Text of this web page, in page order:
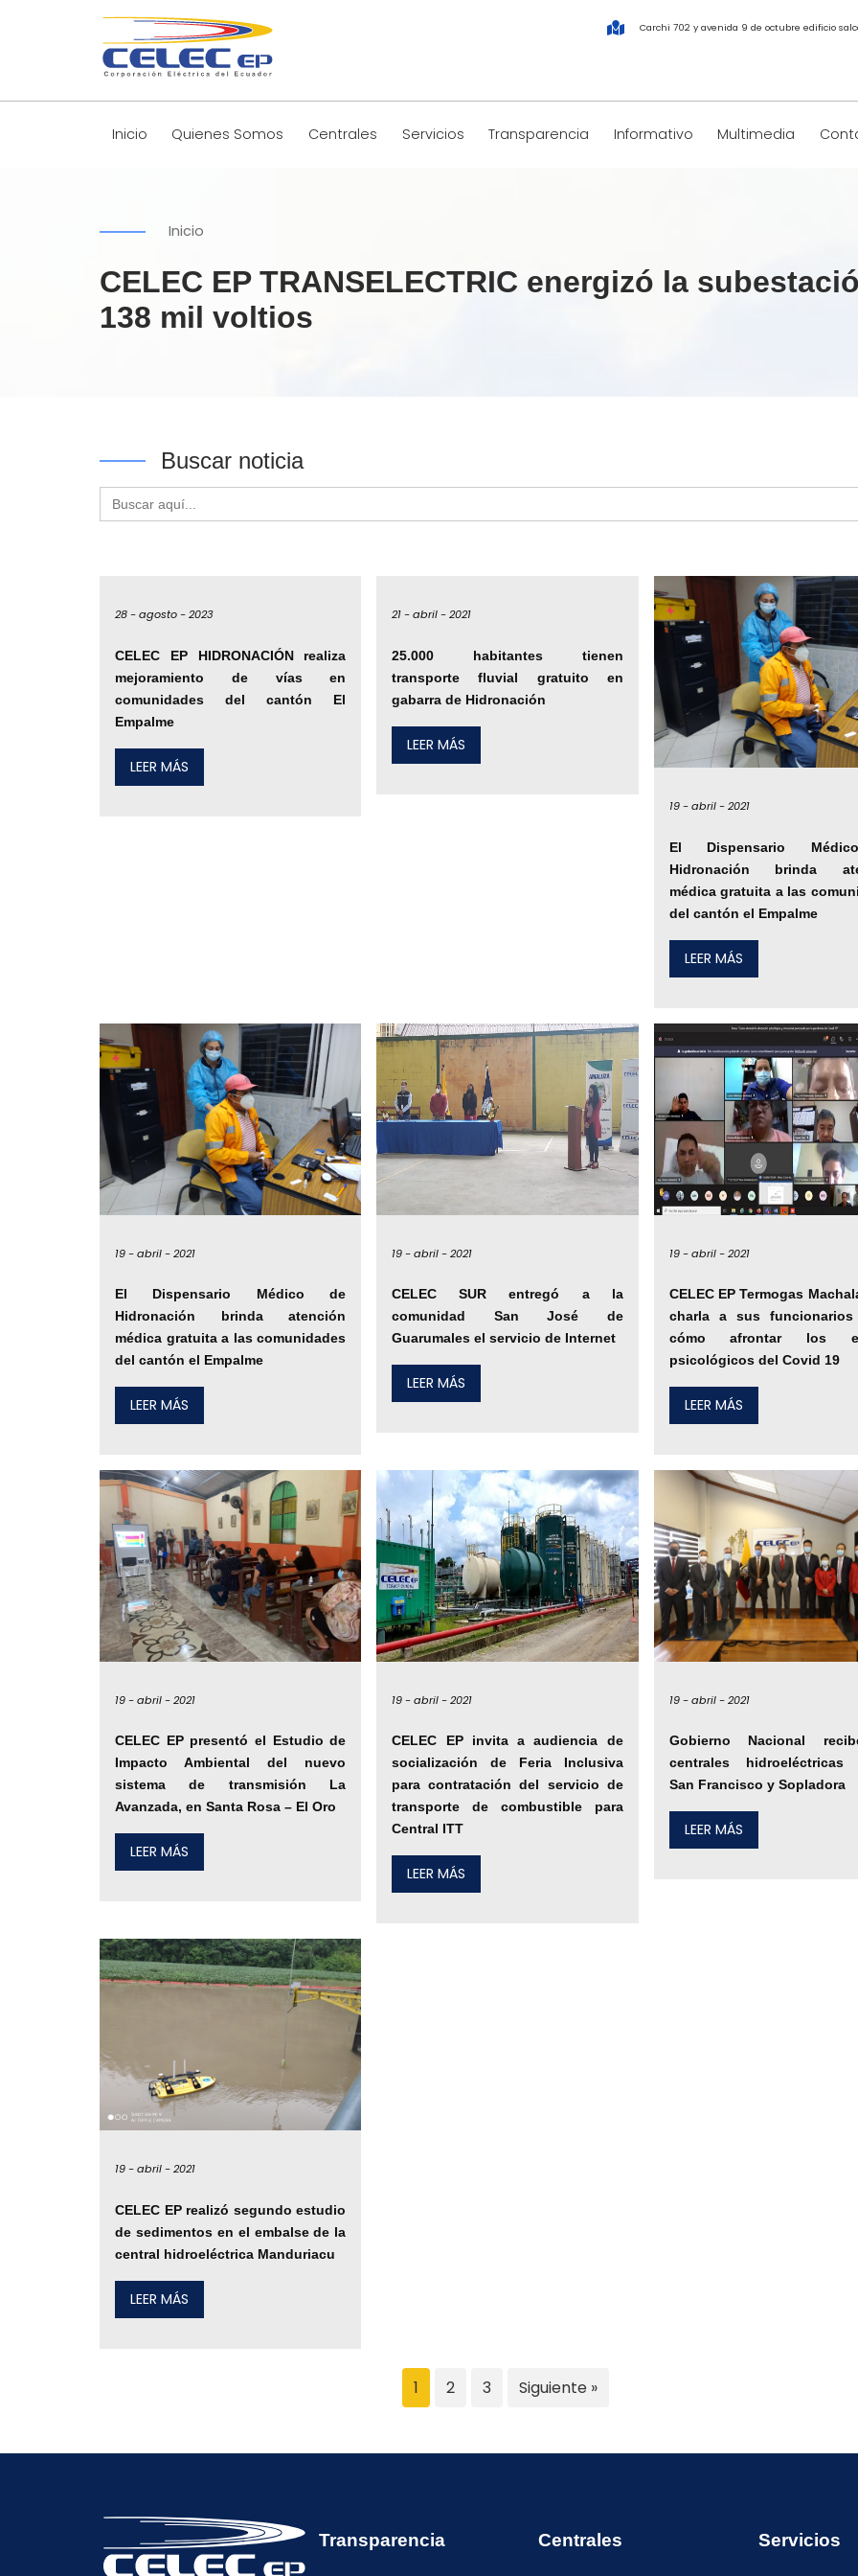
Carchi 702 y avenida 9 de octubre edificio
Inicio Quienes Somos Centrales Servicios Transparencia Informativo Multimedia
Inicio
CELEC EP TRANSELECTRIC energizó la
138 mil voltios
Buscar noticia
Buscar:
28 -agosto -2023
CELEC EP HIDRONACIÓN realiza
mejoramiento de vías en
comunidades del cantón El
Empalme
LEER MÁS
21 - abril - 2021
25.000 habitantes tienen
transporte fluvial gratuito en
gabarra de Hidronación
LEER MÁS
19 - abril - 2021
El Dispensario
Hidronación brinda
médica gratuita a las
del cantón el Empalme
LEER MÁS
19 -abril -2021
El Dispensario Médico de
Hidronación brinda atención
médica gratuita a las comunidades
del cantón el Empalme
LEER MÁS
19 - abril - 2021
CELEC SUR entregó a la
comunidad San José de
Guarumales el servicio de Internet
LEER MÁS
19 - abril - 2021
CELEC EP Termogas
charla a sus funcionarios
cómo afrontar los
psicológicos del Covid 19
LEER MÁS
19 -abril -2021
CELEC EP presentó el Estudio de
Impacto Ambiental del nuevo
sistema de transmisión La
Avanzada, en Santa Rosa – El Oro
LEER MÁS
19 - abril - 2021
CELEC EP invita a audiencia de
socialización de Feria Inclusiva
para contratación del servicio de
transporte de combustible para
Central ITT
LEER MÁS
19 - abril - 2021
Gobierno Nacional
centrales hidroeléctricas
San Francisco y Sopladora
LEER MÁS
19 -abril -2021
CELEC EP realizó segundo estudio
de sedimentos en el embalse de la
central hidroeléctrica Manduriacu
LEER MÁS
1 2 3 Siguiente »
Transparencia Centrales Servicios